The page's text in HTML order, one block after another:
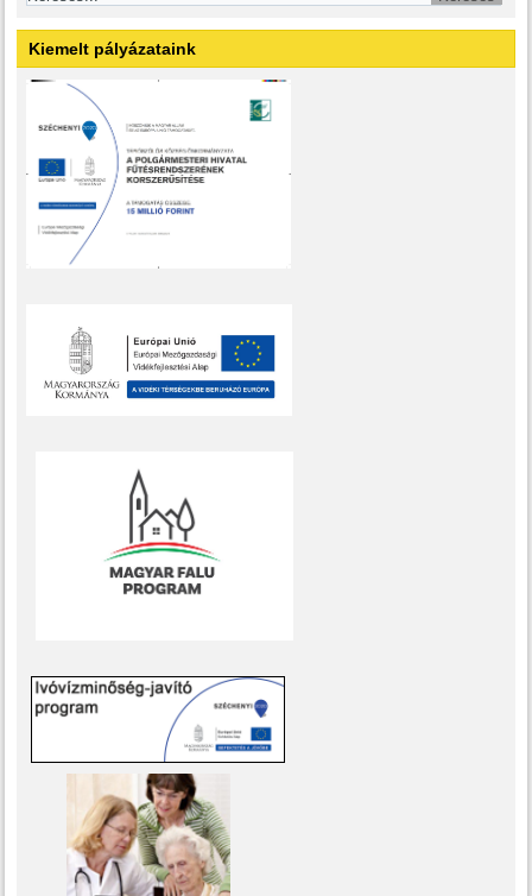
Kiemelt pályázataink